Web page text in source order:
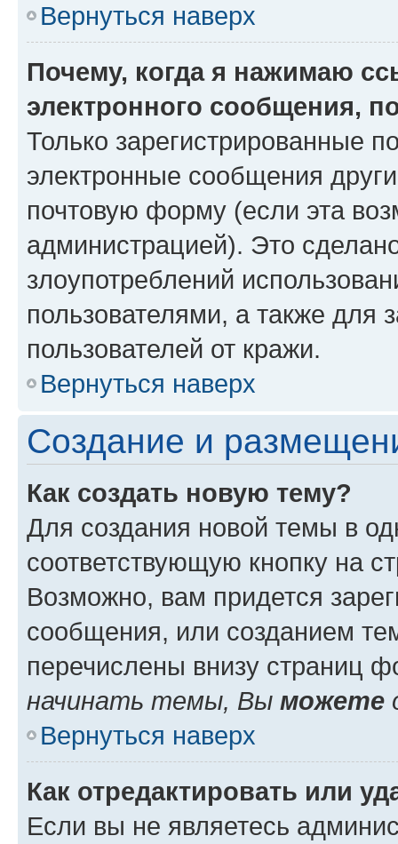
Вернуться наверх
Почему, когда я нажимаю
электронного сообщения,
Только зарегистрированные
электронные сообщения
почтовую форму (если эта
администрацией). Это
злоупотреблений
пользователями, а также для
пользователей от кражи.
Вернуться наверх
Создание и
Как создать новую тему?
Для создания новой темы в
соответствующую кнопку на
Возможно, вам придется
сообщения, или созданием
перечислены внизу страниц
начинать темы, Вы можете
Вернуться наверх
Как отредактировать или
Если вы не являетесь